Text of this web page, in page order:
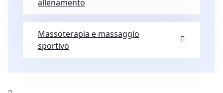
allenamento
Massoterapia e massaggio
sportivo